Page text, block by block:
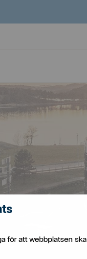
för att webbplatsen ska